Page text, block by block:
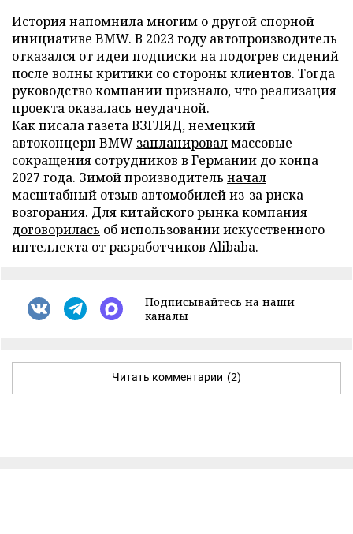
История напомнила многим о другой спорной
инициативе BMW. В 2023 году автопроизводитель
отказался от идеи подписки на подогрев сидений
после волны критики со стороны клиентов. Тогда
руководство компании признало, что реализация
проекта оказалась неудачной.
Как писала газета ВЗГЛЯД, немецкий
автоконцерн BMW запланировалмассовые
сокращения сотрудников в Германии до конца
2027 года. Зимой производитель начал
масштабный отзыв автомобилей из-за риска
возгорания. Для китайского рынка компания
договорилась об использовании искусственного
интеллекта от разработчиков Alibaba.
Подписывайтесь на наши
каналы
Читать комментарии (2)